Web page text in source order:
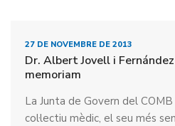
27 DE NOVEMBRE DE 2013
Dr. Albert Jovell i
memoriam
La Junta de Govern del
col·lectiu mèdic, el seu més